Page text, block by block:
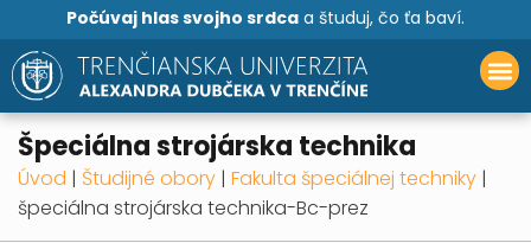
Počúvaj hlas svojho srdca a študuj, čo ťa baví.
špeciálna strojárska technika
Úvod | Študijné obory | Fakulta špeciálnej techniky |
špeciálna strojárska technika-Bc-prez